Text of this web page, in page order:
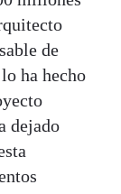
de
ha hecho
dejado